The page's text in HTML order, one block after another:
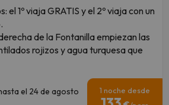
el 1º viaja GRATIS y el 2º viaja con un
de la Fontanilla empiezan las
rojizos y agua turquesa que
el 24 de agosto
1 noche desde